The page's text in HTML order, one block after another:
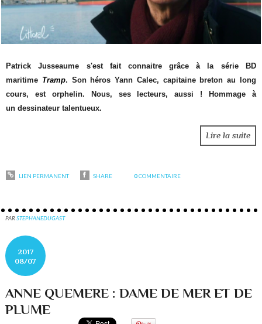
Patrick Jusseaume s'est fait connaitre grâce à la série BD
maritime Tramp. Son héros Yann Calec, capitaine breton au long
cours, est orphelin. Nous, ses lecteurs, aussi ! Hommage à
un dessinateur talentueux.
Lire la suite
LIEN PERMANENT SHARE 0 COMMENTAIRE
PARSTEPHANEDUGAST
2017
08/07
ANNE QUEMERE : DAME DE MER ET DE
PLUME